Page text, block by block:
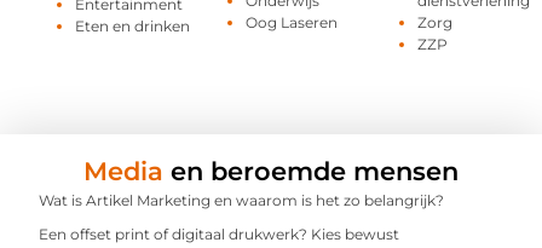
Entertainment
Eten en drinken
Oog Laseren
Zorg
ZZP
Media en beroemde mensen
Wat is Artikel Marketing en waarom is het zo belangrijk?
Een offset print of digitaal drukwerk? Kies bewust